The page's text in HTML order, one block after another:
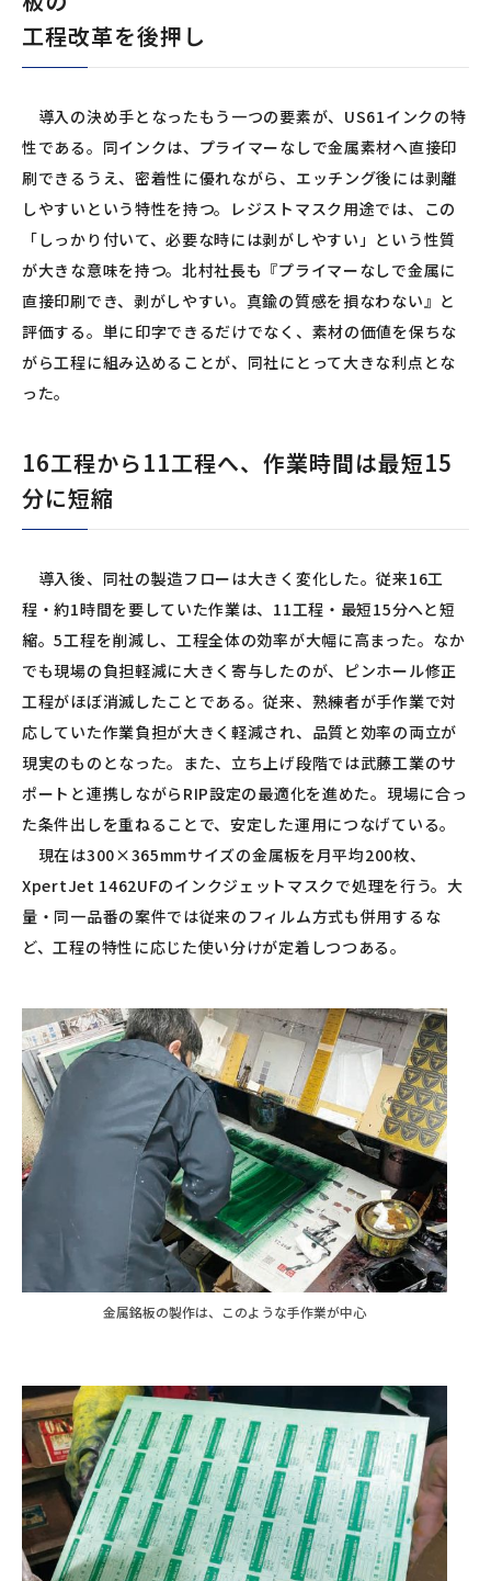
工程改革を後押し
導入の決め手となったもう一つの要素が、US61インクの特
性である。同インクは、プライマーなしで金属素材へ直接印
刷できるうえ、密着性に優れながら、エッチング後には剥離
しやすいという特性を持つ。レジストマスク用途では、この
「しっかり付いて、必要な時には剥がしやすい」という性質
が大きな意味を持つ。北村社長も『プライマーなしで金属に
直接印刷でき、剥がしやすい。真鍮の質感を損なわない』と
評価する。単に印字できるだけでなく、素材の価値を保ちな
がら工程に組み込めることが、同社にとって大きな利点とな
った。
16工程から11工程へ、作業時間は最短15
分に短縮
導入後、同社の製造フローは大きく変化した。従来16工
程・約1時間を要していた作業は、11工程・最短15分へと短
縮。5工程を削減し、工程全体の効率が大幅に高まった。なか
でも現場の負担軽減に大きく寄与したのが、ピンホール修正
工程がほぼ消滅したことである。従来、熟練者が手作業で対
応していた作業負担が大きく軽減され、品質と効率の両立が
現実のものとなった。また、立ち上げ段階では武藤工業のサ
ポートと連携しながらRIP設定の最適化を進めた。現場に合っ
た条件出しを重ねることで、安定した運用につなげている。
現在は300×365mmサイズの金属板を月平均200枚、
XpertJet 1462UFのインクジェットマスクで処理を行う。大
量・同一品番の案件では従来のフィルム方式も併用するな
ど、工程の特性に応じた使い分けが定着しつつある。
金属銘板の製作は、このような手作業が中心